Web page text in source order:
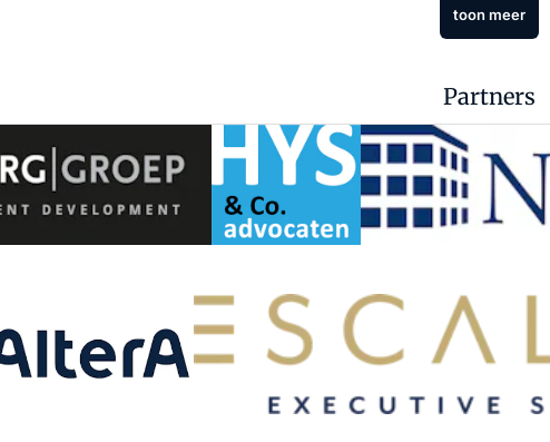
toon meer
Partners